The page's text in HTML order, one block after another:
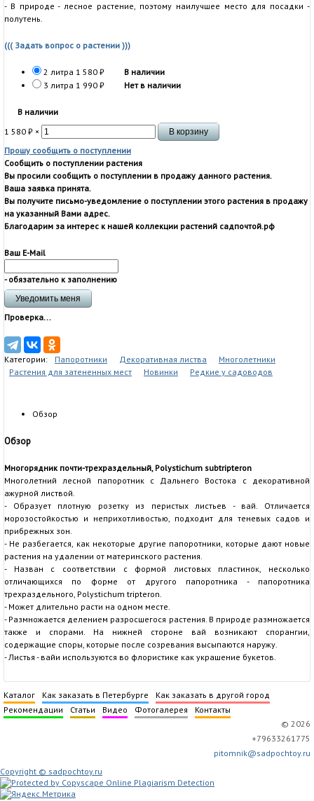
- В природе - лесное растение, поэтому наилучшее место для посадки -
полутень.
((( Задать вопрос о растении )))
2 литра 1 580 ₽
В наличии
3 литра 1 990 ₽ Нет в наличии
В наличии
1 580 ₽ ×
Прошу сообщить о поступлении
Сообщить о поступлении растения
Вы просили сообщить о поступлении в продажу данного растения.
Ваша заявка принята.
Вы получите письмо-уведомление о поступлении этого растения в продажу
на указанный Вами адрес.
Благодарим за интерес к нашей коллекции растений садпочтой.рф
Ваш E-Mail
- обязательно к заполнению
Проверка...
Категории: Папоротники Декоративная листва
Многолетники
Растения для затененных мест
Новинки Редкие у садоводов
Обзор
Обзор
Многорядник почти-трехраздельный, Polystichum subtripteron
Многолетний лесной папоротник с Дальнего Востока с декоративной
ажурной листвой.
- Образует плотную розетку из перистых листьев - вай. Отличается
морозостойкостью и неприхотливостью, подходит для теневых садов и
прибрежных зон.
- Не разбегается, как некоторые другие папоротники, которые дают новые
растения на удалении от материнского растения.
- Назван с соответствии с формой листовых пластинок, несколько
отличающихся по форме от другого папоротника - папоротника
трехраздельного, Рolystichum tripteron.
- Может длительно расти на одном месте.
- Размножается делением разросшегося растения. В природе размножается
также и спорами. На нижней стороне вай возникают спорангии,
содержащие споры, которые после созревания высыпаются наружу.
- Листья - вайи используются во флористике как украшение букетов.
Каталог Как заказать в Петербурге
Как заказать в другой город
Рекомендации
Статьи Видео Фотогалерея
Контакты
© 2026
+79633261775
pitomnik@sadpochtoy.ru
Copyright © sadpochtoy.ru